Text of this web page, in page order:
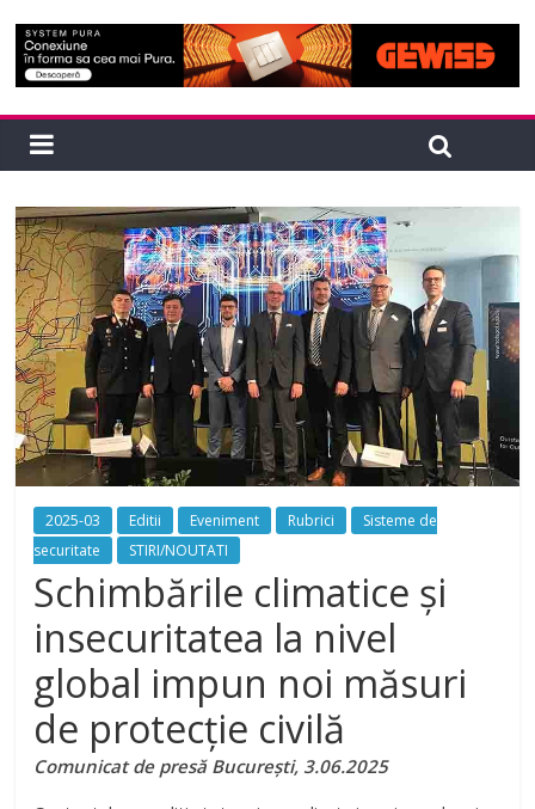
2025-03 Editii Eveniment Rubrici
Sisteme de
securitate
STIRI/NOUTATI
Schimbările climatice și
insecuritatea la nivel
global impun noi măsuri
de protecție civilă
Comunicat de presă București, 3.06.2025